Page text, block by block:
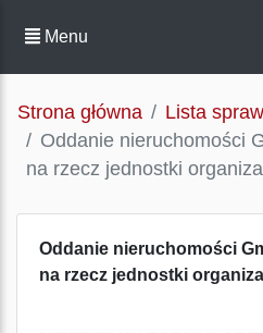
Menu
Strona główna
Lista spraw
Oddanie nieruchomości
na rzecz jednostki
Oddanie nieruchomości
na rzecz jednostki